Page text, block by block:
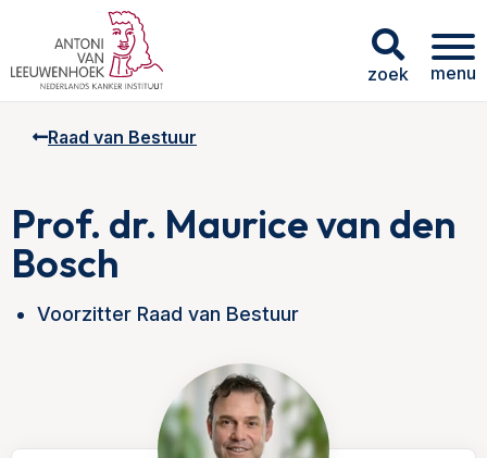
zoek menu
Raad van Bestuur
Prof. dr. Maurice van den
Bosch
Voorzitter Raad van Bestuur